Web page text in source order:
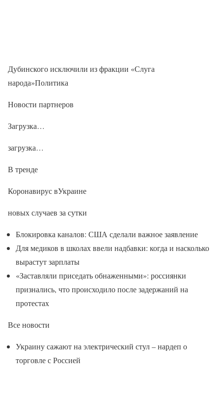
Дубинского исключили из фракции «Слуга
народа»Политика
Новости партнеров
Загрузка…
загрузка…
В тренде
Коронавирус вУкраине
новых случаев за сутки
Блокировка каналов: США сделали важное заявление
Для медиков в школах ввели надбавки: когда и насколько
вырастут зарплаты
«Заставляли приседать обнаженными»: россиянки
признались, что происходило после задержаний на
протестах
Все новости
Украину сажают на электрический стул – нардеп о
торговле с Россией